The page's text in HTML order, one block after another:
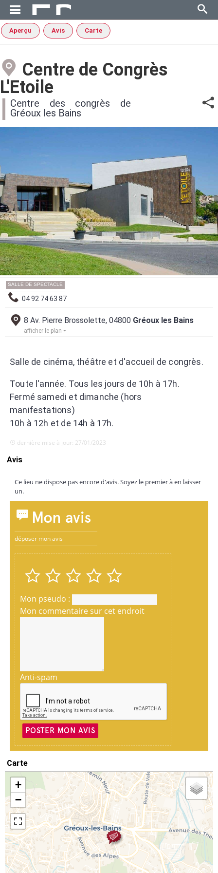
Aperçu Avis Carte
Centre de Congrès
L'Etoile
Centre des congrès de
Gréoux les Bains
SALLE DE SPECTACLE
04 92 74 63 87
8 Av. Pierre Brossolette, 04800 Gréoux les Bains
afficher le plan
Salle de cinéma, théâtre et d'accueil de congrès.
Toute l'année. Tous les jours de 10h à 17h.
Fermé samedi et dimanche (hors
manifestations)
10h à 12h et de 14h à 17h.
dernière mise à jour: 27/01/2023
Avis
Ce lieu ne dispose pas encore d'avis. Soyez le premier à en laisser
un.
Mon avis
déposer mon avis
Mon pseudo :
Mon commentaire sur cet endroit
Anti-spam
POSTER MON AVIS
Carte
+
−